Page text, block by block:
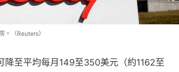
。（Reuters）
降至平均每月149至350美元（約1162至